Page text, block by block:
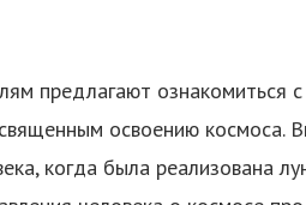
предлагают ознакомиться
освоению космоса.
когда была реализована